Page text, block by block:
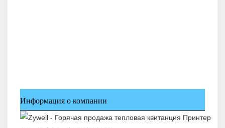
Информация о компании